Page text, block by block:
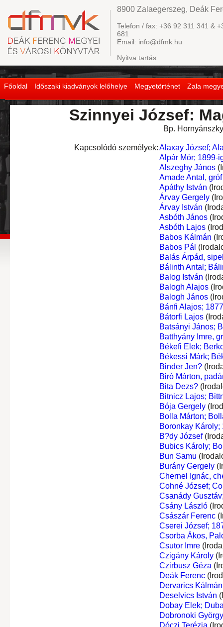
Főoldal Időszaki kiadványok lelőhelye Megyetörténet Zala
8900 Zalaegerszeg, Deák
Telefon / fax: +36 92 311 341 &
681
Email: info@dfmk.hu
Nyitva tartás
Szinnyei József:
Bp.
Kapcsolódó személyek:Alaxay József;
Alpár Mór; 1899-
Alszeghy János
Amade Antal, gróf
Apáthy István
Árvay Gergely
Árvay István
Asbóth János
Asbóth Lajos
Babos Kálmán
Babos Pál
Balás Árpád,
Bálinth Antal;
Balog István
Balogh Alajos
Balogh János
Bánfi Alajos;
Bátorfi Lajos
Batsányi János;
Batthyány Imre,
Békefi Elek;
Békessi Márk;
Binder Jen?
Biró Márton,
Bita Dezs?
Bitnicz Lajos;
Bója Gergely
Bolla Márton;
Boronkay Károly;
B?dy József
Bubics Károly;
Bun Samu
Burány Gergely
Chernel Ignác,
Cohné József;
Csanády
Csány László
Császár Ferenc
Cserei József;
Csorba Ákos,
Csutor Imre
Czigány Károly
Czirbusz Géza
Deák Ferenc
Dervarics
Deselvics István
Dobay Elek;
Dobronoki György
Dóczi Terézia